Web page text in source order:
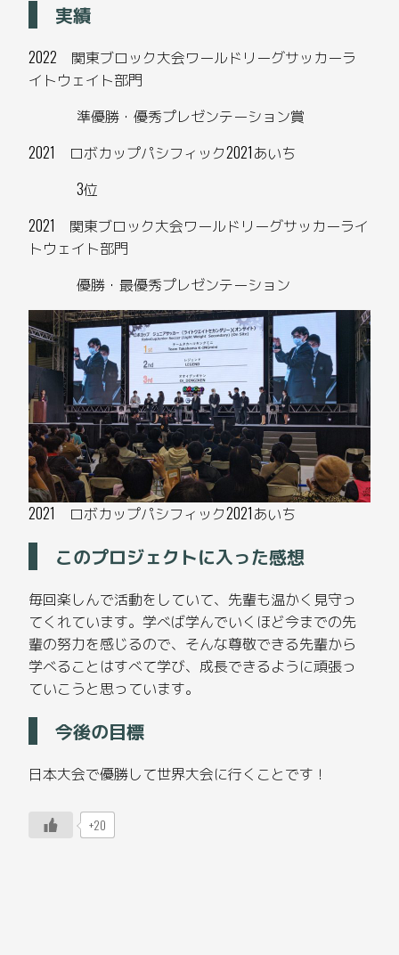
実績
2022 関東ブロック大会ワールドリーグサッカーラ
イトウェイト部門
準優勝・優秀プレゼンテーション賞
2021 ロボカップパシフィック2021あいち
3位
2021 関東ブロック大会ワールドリーグサッカーライ
トウェイト部門
優勝・最優秀プレゼンテーション
2021 ロボカップパシフィック2021あいち
このプロジェクトに入った感想
毎回楽しんで活動をしていて、先輩も温かく見守っ
てくれています。学べば学んでいくほど今までの先
輩の努力を感じるので、そんな尊敬できる先輩から
学べることはすべて学び、成長できるように頑張っ
ていこうと思っています。
今後の目標
日本大会で優勝して世界大会に行くことです！
+20